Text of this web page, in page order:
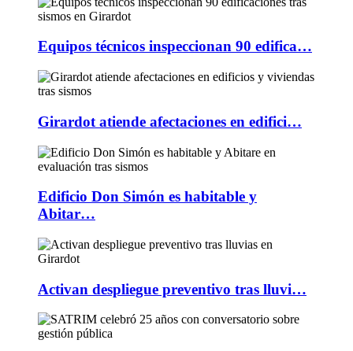
Equipos técnicos inspeccionan 90 edifica…
Girardot atiende afectaciones en edifici…
Edificio Don Simón es habitable y
Abitar…
Activan despliegue preventivo tras lluvi…